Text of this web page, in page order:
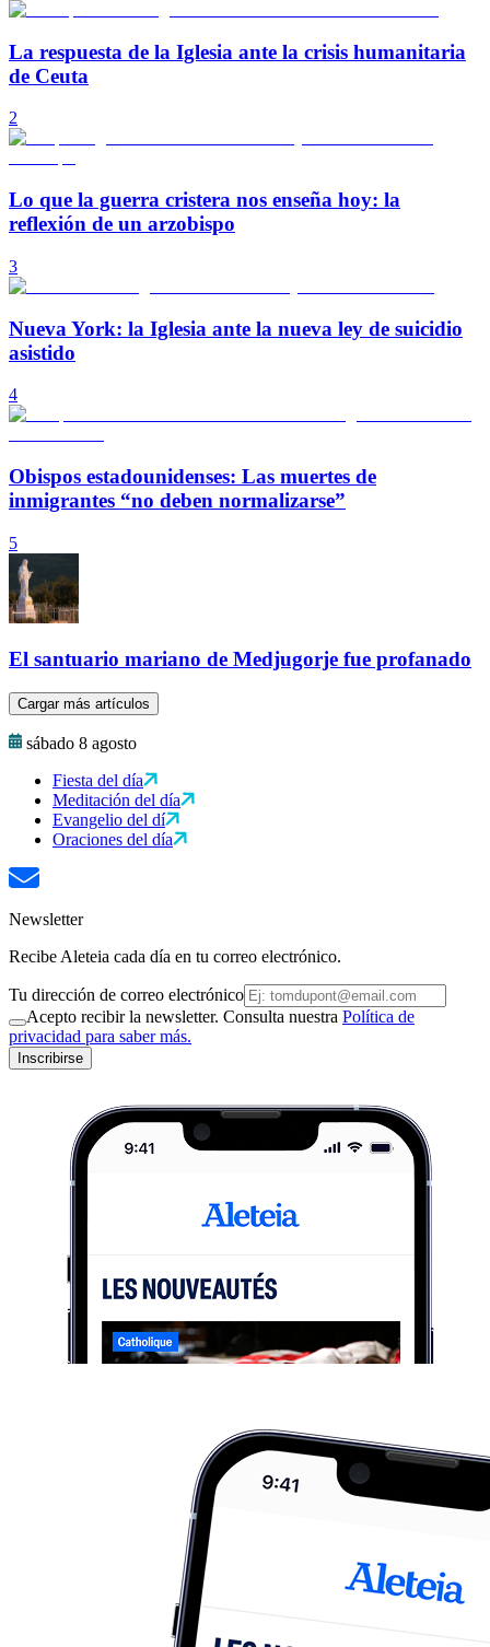
La respuesta de la Iglesia ante la crisis humanitaria
de Ceuta
2
Lo que la guerra cristera nos enseña hoy: la
reflexión de un arzobispo
3
Nueva York: la Iglesia ante la nueva ley de suicidio
asistido
4
Obispos estadounidenses: Las muertes de
inmigrantes “no deben normalizarse”
5
El santuario mariano de Medjugorje fue profanado
Cargar más artículos
sábado 8 agosto
Fiesta del día
Meditación del día
Evangelio del dí
Oraciones del día
Newsletter
Recibe Aleteia cada día en tu correo electrónico.
Tu dirección de correo electrónico
Acepto recibir la newsletter. Consulta nuestra Política de
privacidad para saber más.
Inscribirse